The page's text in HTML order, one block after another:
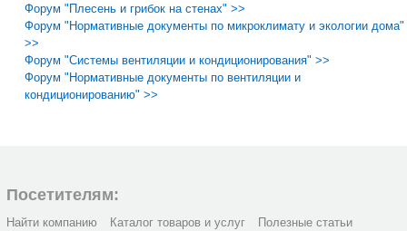
Форум "Плесень и грибок на стенах" >>
Форум "Нормативные документы по микроклимату и экологии дома"
>>
Форум "Системы вентиляции и кондиционирования" >>
Форум "Нормативные документы по вентиляции и
кондиционированию" >>
Посетителям:
Найти компанию Каталог товаров и услуг
Полезные статьи